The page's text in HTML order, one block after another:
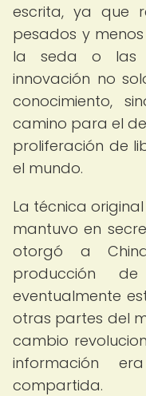
escrita, ya que
pesados y
la seda o las
innovación no
conocimiento,
camino para el
proliferación de
el mundo.
La técnica
mantuvo en
otorgó a
producción
eventualmente
otras partes del
cambio
información
compartida.